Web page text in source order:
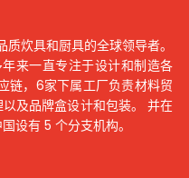
炊具和厨具的全球领导者。
来一直专注于设计和制造各
链，6家下属工厂负责材料贸
及品牌盒设计和包装。 并在
设有 5 个分支机构。